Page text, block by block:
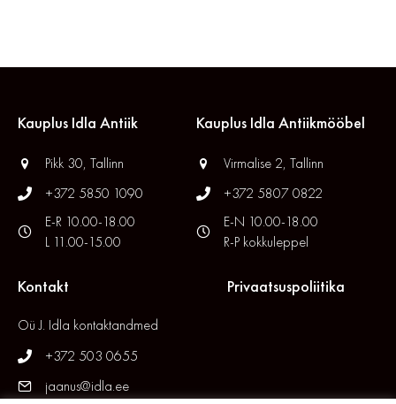
Kauplus Idla Antiik
Pikk 30, Tallinn
+372 5850 1090
E-R 10.00-18.00
L 11.00-15.00
Kauplus Idla Antiikmööbel
Virmalise 2, Tallinn
+372 5807 0822
E-N 10.00-18.00
R-P kokkuleppel
Kontakt
Oü J. Idla kontaktandmed
+372 503 0655
jaanus@idla.ee
Privaatsuspoliitika